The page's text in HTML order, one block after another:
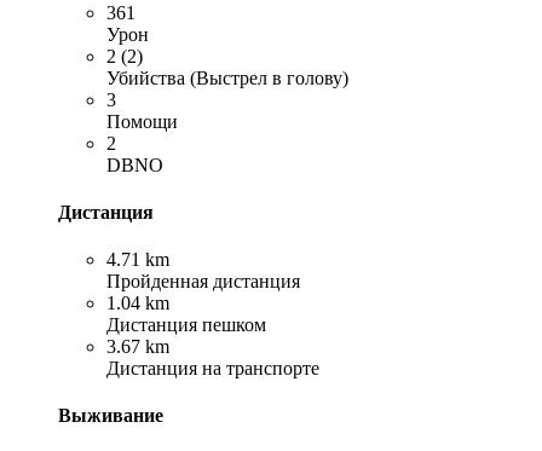
361
Урон
2 (2)
Убийства (Выстрел в голову)
3
Помощи
2
DBNO
Дистанция
4.71 km
Пройденная дистанция
1.04 km
Дистанция пешком
3.67 km
Дистанция на транспорте
Выживание